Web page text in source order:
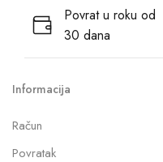
Povrat u roku od
30 dana
Informacija
Račun
Povratak